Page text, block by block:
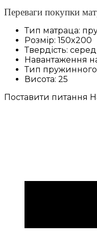
Переваги покупки
Тип матраца:
Розмір: 150x200
Твердість:
Навантаження
Тип пружинного
Висота: 25
Поставити питання